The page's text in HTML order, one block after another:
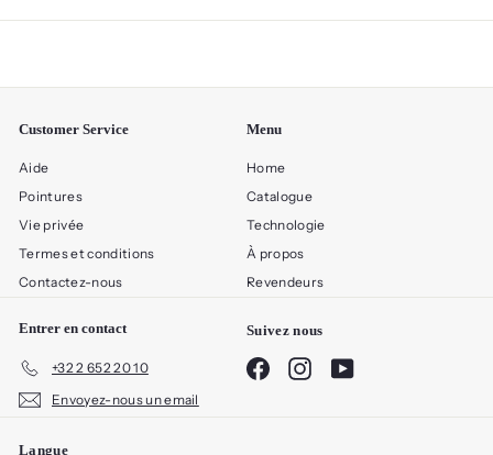
Customer Service
Aide
Pointures
Vie privée
Termes et conditions
Contactez-nous
Menu
Home
Catalogue
Technologie
À propos
Revendeurs
Entrer en contact
+32 2 652 20 10
Envoyez-nous un email
Suivez nous
FacebookInstagramYouTube
Langue